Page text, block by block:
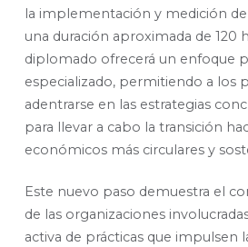
la implementación y medición de
una duración aproximada de 120
diplomado ofrecerá un enfoque
especializado, permitiendo a los
adentrarse en las estrategias
para llevar a cabo la transición
económicos más circulares y
Este nuevo paso demuestra el
de las organizaciones
activa de prácticas que impulsen